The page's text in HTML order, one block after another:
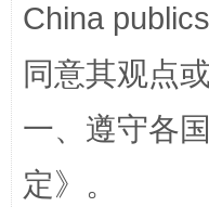
揭批美国五
China
同意其观点
一、遵守各
定》。